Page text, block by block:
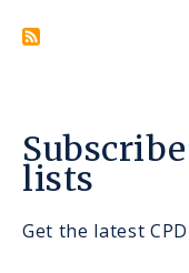
au
travail
PAGINATION
lists
Get the latest